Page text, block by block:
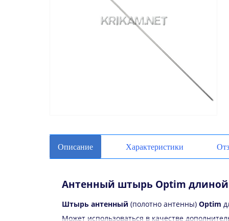
Описание Характеристики
Антенный штырь Optim
Штырь антенный (полотно антенны) Optim
Может использоваться в качестве